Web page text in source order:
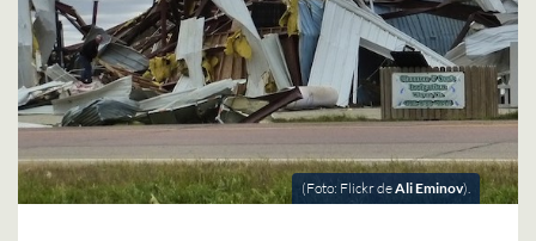
(Foto: Flickr deAli Eminov).